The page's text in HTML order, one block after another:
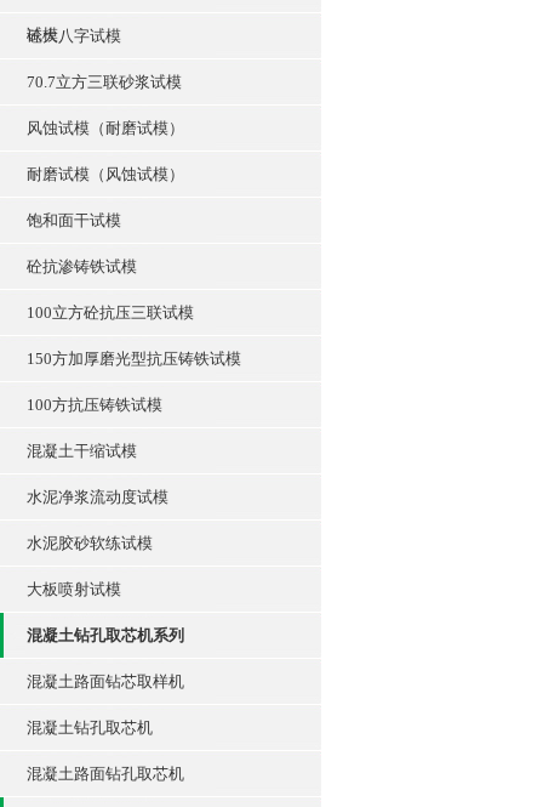
试模
砼大八字试模
70.7立方三联砂浆试模
风蚀试模（耐磨试模）
耐磨试模（风蚀试模）
饱和面干试模
砼抗渗铸铁试模
100立方砼抗压三联试模
150方加厚磨光型抗压铸铁试模
100方抗压铸铁试模
混凝土干缩试模
水泥净浆流动度试模
水泥胶砂软练试模
大板喷射试模
混凝土钻孔取芯机系列
混凝土路面钻芯取样机
混凝土钻孔取芯机
混凝土路面钻孔取芯机